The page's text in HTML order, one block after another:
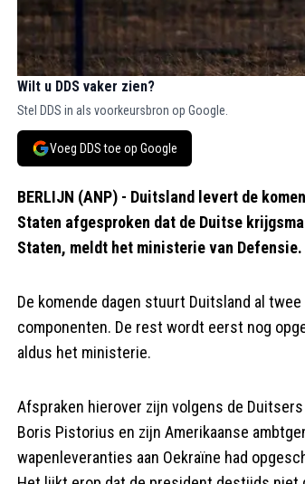
Wilt u DDS vaker zien?
Stel DDS in als voorkeursbron op Google.
Voeg DDS toe op Google
BERLIJN (ANP) - Duitsland levert de
Staten afgesproken dat de Duitse
Staten, meldt het ministerie van Defensie.
De komende dagen stuurt Duitsland al
componenten. De rest wordt eerst nog
aldus het ministerie.
Afspraken hierover zijn volgens de
Boris Pistorius en zijn Amerikaanse
wapenleveranties aan Oekraïne had